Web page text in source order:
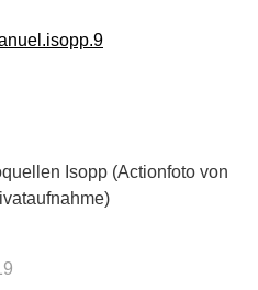
Isopp (Actionfoto von